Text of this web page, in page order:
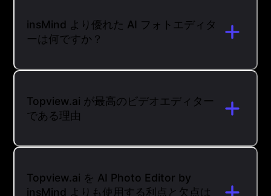
insMind より優れた AI フォトエディタ
ーは何ですか？
Topview.ai が最高のビデオエディター
である理由
Topview.ai を AI Photo Editor by
insMind よりも使用する利点と欠点は